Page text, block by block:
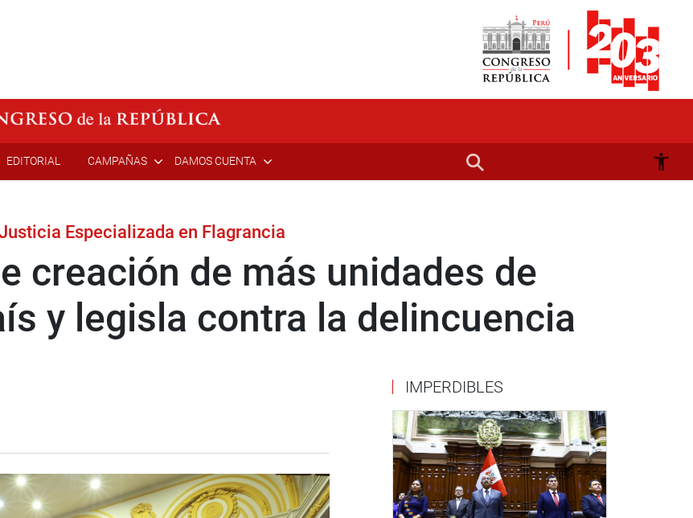
EDITORIAL CAMPAÑAS DAMOS CUENTA
Especializada en Flagrancia
creación de más unidades de
y legisla contra la delincuencia
IMPERDIBLES